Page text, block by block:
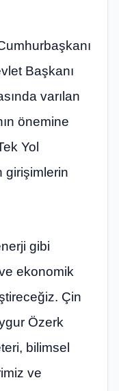
Başkanı
varılan
önemine
Yol
girişimlerin
gibi
ekonomik
Çin
Özerk
bilimsel
ve